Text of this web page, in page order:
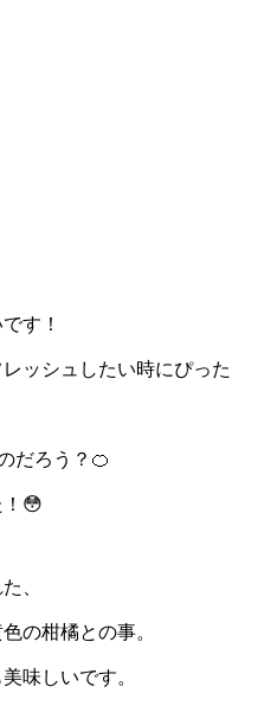
す！
ッシュしたい時にぴった
だろう？🍊
😳
、
の柑橘との事。
味しいです。